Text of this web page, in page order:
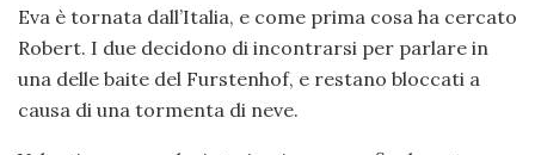
Eva è tornata dall’Italia, e come prima cosa ha cercato
Robert. I due decidono di incontrarsi per parlare in
una delle baite del Furstenhof, e restano bloccati a
causa di una tormenta di neve.